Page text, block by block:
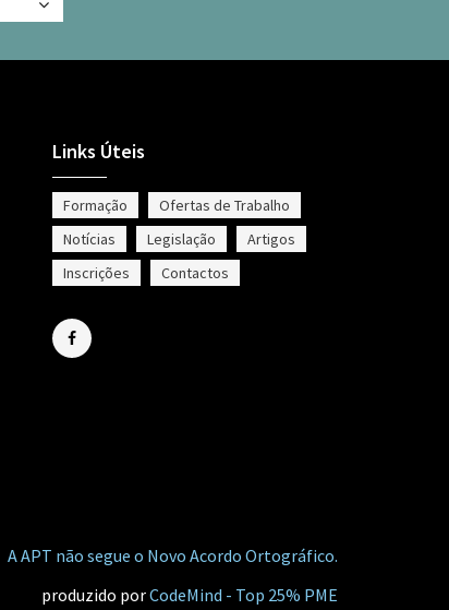
Links Úteis
Formação
Ofertas de Trabalho
Notícias
Legislação
Artigos
Inscrições
Contactos
A APT não segue o Novo Acordo Ortográfico.
produzido porCodeMind - Top 25% PME